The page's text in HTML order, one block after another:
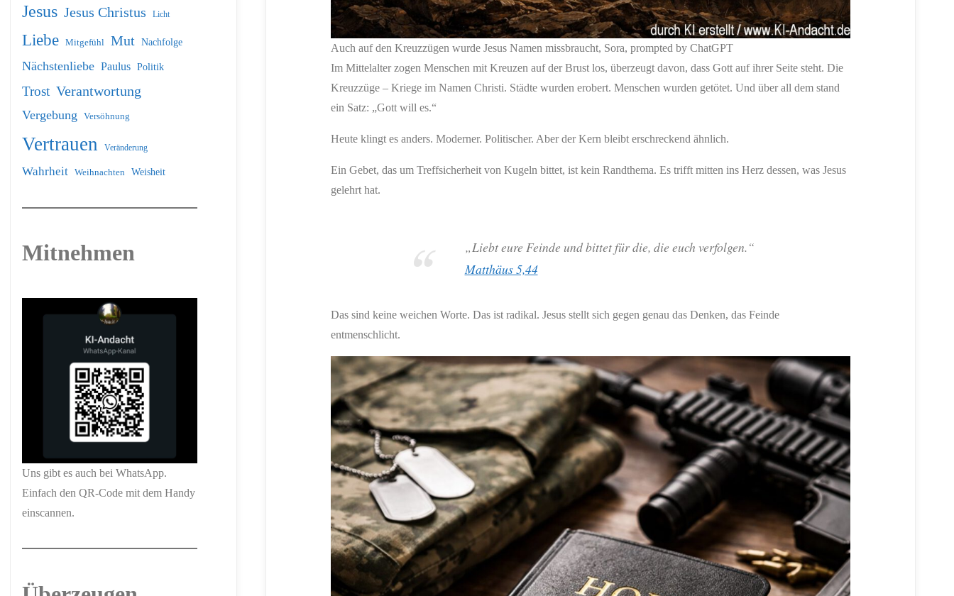
Auch auf den Kreuzzügen wurde Jesus Namen missbraucht, Sora, prompted by ChatGPT
Im Mittelalter zogen Menschen mit Kreuzen auf der Brust los, überzeugt davon, dass Gott auf ihrer Seite steht. Die
Kreuzzüge – Kriege im Namen Christi. Städte wurden erobert. Menschen wurden getötet. Und über all dem stand
ein Satz: „Gott will es.“
Heute klingt es anders. Moderner. Politischer. Aber der Kern bleibt erschreckend ähnlich.
Ein Gebet, das um Treffsicherheit von Kugeln bittet, ist kein Randthema. Es trifft mitten ins Herz dessen, was Jesus
gelehrt hat.
„Liebt eure Feinde und bittet für die, die euch verfolgen.“
Matthäus 5,44
Das sind keine weichen Worte. Das ist radikal. Jesus stellt sich gegen genau das Denken, das Feinde
entmenschlicht.
Jesus Jesus Christus Licht
Liebe Mitgefühl Mut Nachfolge
Nächstenliebe Paulus Politik
Trost Verantwortung
Vergebung Versöhnung
Vertrauen Veränderung
Wahrheit Weihnachten Weisheit
Mitnehmen
Uns gibt es auch bei WhatsApp.
Einfach den QR-Code mit dem Handy
einscannen.